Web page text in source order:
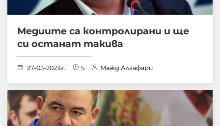
Медиите са контролирани и ще
си останат такива
27-03-2023г. 5 Мажд Алгафари